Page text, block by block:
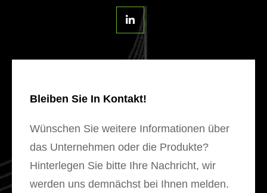
Bleiben Sie In Kontakt!
Wünschen Sie weitere Informationen über
das Unternehmen oder die Produkte?
Hinterlegen Sie bitte Ihre Nachricht, wir
werden uns demnächst bei Ihnen melden.